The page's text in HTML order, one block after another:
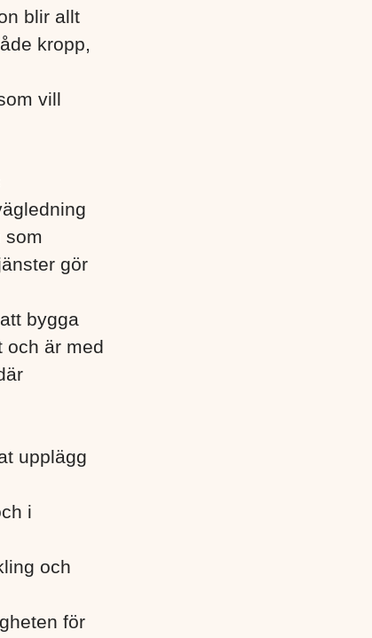
blir allt
kropp,
vill
som
gör
bygga
och är med
upplägg
i
och
för